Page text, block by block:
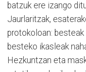
batzuk ere izango
Jaurlaritzak,
protokoloan:
besteko ikasleak
Hezkuntzan eta